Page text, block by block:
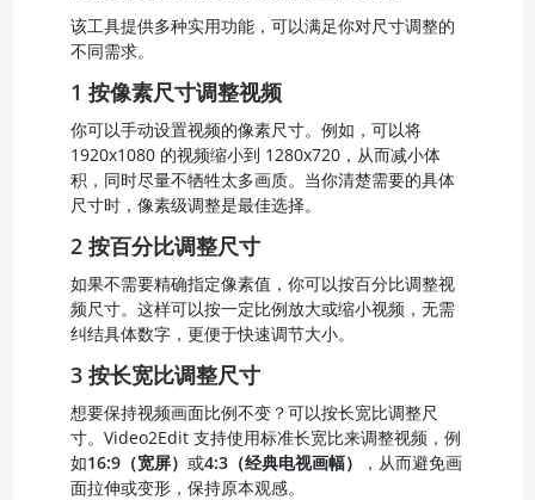
该工具提供多种实用功能，可以满足你对尺寸调整的
不同需求。
1 按像素尺寸调整视频
你可以手动设置视频的像素尺寸。例如，可以将
1920x1080 的视频缩小到 1280x720，从而减小体
积，同时尽量不牺牲太多画质。当你清楚需要的具体
尺寸时，像素级调整是最佳选择。
2 按百分比调整尺寸
如果不需要精确指定像素值，你可以按百分比调整视
频尺寸。这样可以按一定比例放大或缩小视频，无需
纠结具体数字，更便于快速调节大小。
3 按长宽比调整尺寸
想要保持视频画面比例不变？可以按长宽比调整尺
寸。Video2Edit 支持使用标准长宽比来调整视频，例
如16:9（宽屏） 或4:3（经典电视画幅）
，从而避免画
面拉伸或变形，保持原本观感。